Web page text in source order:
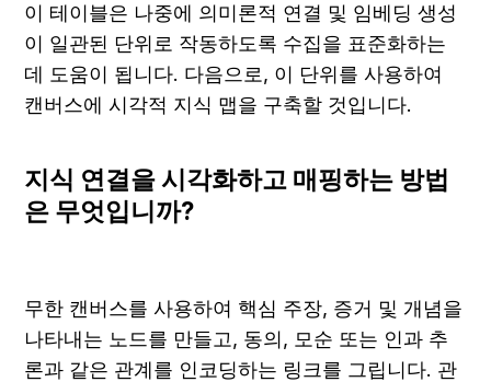
이 테이블은 나중에 의미론적 연결 및 임베딩 생성
이 일관된 단위로 작동하도록 수집을 표준화하는
데 도움이 됩니다. 다음으로, 이 단위를 사용하여
캔버스에 시각적 지식 맵을 구축할 것입니다.
지식 연결을 시각화하고 매핑하는 방법
은 무엇입니까?
무한 캔버스를 사용하여 핵심 주장, 증거 및 개념을
나타내는 노드를 만들고, 동의, 모순 또는 인과 추
론과 같은 관계를 인코딩하는 링크를 그립니다. 관